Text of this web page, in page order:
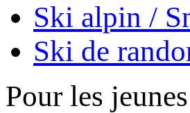
Ski alpin /
Ski de
Pour les jeunes